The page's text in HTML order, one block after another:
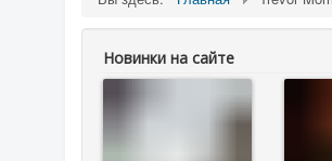
Новинки на сайте